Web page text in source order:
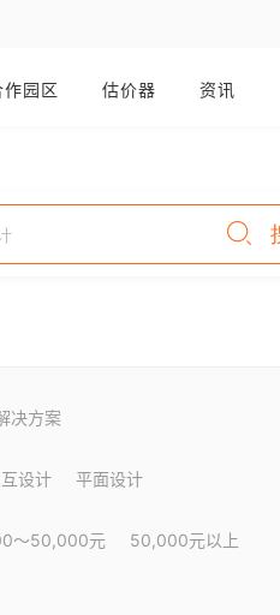
作园区 估价器 资讯
决方案
设计 平面设计
～50,000元 50,000元以上